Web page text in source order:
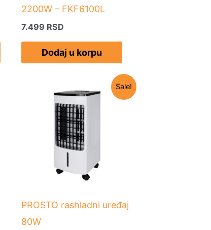
2200W – FKF6100L
7.499 RSD
Dodaj u korpu
Sale!
PROSTO rashladni uređaj
80W
cena
je
bila:
5.999 RSD.
Trenutna
cena